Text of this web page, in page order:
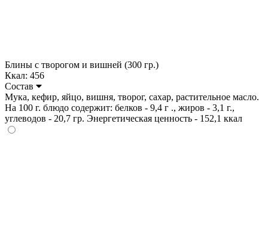
Блины с творогом и вишней (300 гр.)
Ккал: 456
Состав
Мука, кефир, яйцо, вишня, творог, сахар, растительное масло.
На 100 г. блюдо содержит: белков - 9,4 г ., жиров - 3,1 г.,
углеводов - 20,7 гр. Энергетическая ценность - 152,1 ккал